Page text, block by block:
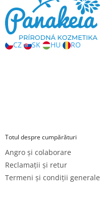
CZ SK HU RO
Totul despre cumpărături
Angro și colaborare
Reclamații și retur
Termeni și condiții generale